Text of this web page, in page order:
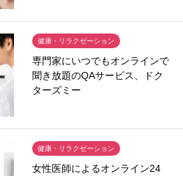
健康・リラクゼーション
専門家にいつでもオンラインで
聞き放題のQAサービス、ドク
ターズミー
健康・リラクゼーション
女性医師によるオンライン24